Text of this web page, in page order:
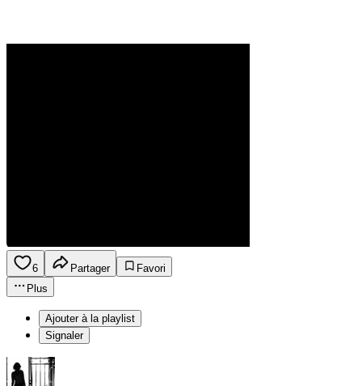
6 Partager
Favori
Plus
Ajouter à la playlist
Signaler